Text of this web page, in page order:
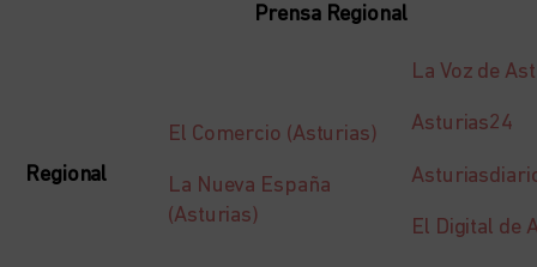
Prensa Regional
Regional
El Comercio (Asturias)
La Nueva España
(Asturias)
La Voz de
Asturias24
El Digital de